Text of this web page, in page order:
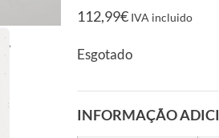
112,99€ IVA incluido
Esgotado
INFORMAÇÃO